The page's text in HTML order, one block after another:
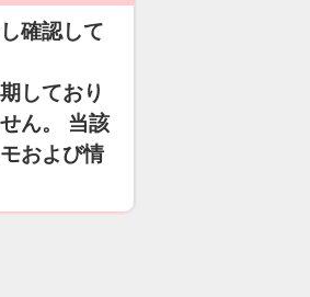
確認して
しており
ん。 当該
および情